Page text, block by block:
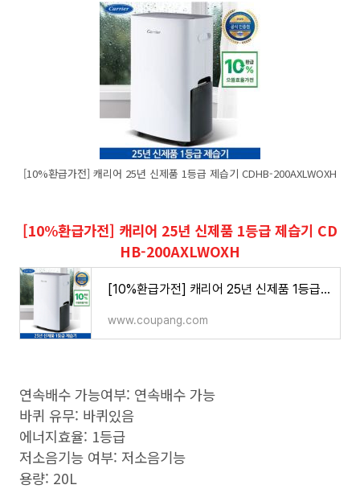
[10%환급가전] 캐리어 25년 신제품 1등급 제습기 CDHB-200AXLWOXH
[10%환급가전] 캐리어 25년 신제품 1등급 제습기 CD
HB-200AXLWOXH
[10%환급가전] 캐리어 25년 신제품 1등급 제습기 CDHB-200AXLWOXH - 가정용 | 쿠팡
www.coupang.com
연속배수 가능여부: 연속배수 가능
바퀴 유무: 바퀴있음
에너지효율: 1등급
저소음기능 여부: 저소음기능
용량: 20L